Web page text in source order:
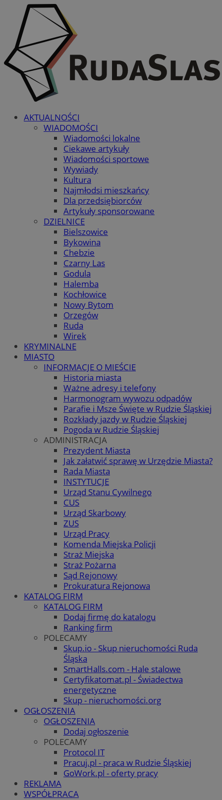
AKTUALNOŚCI
WIADOMOŚCI
Wiadomości lokalne
Ciekawe artykuły
Wiadomości sportowe
Wywiady
Kultura
Najmłodsi mieszkańcy
Dla przedsiębiorców
Artykuły sponsorowane
DZIELNICE
Bielszowice
Bykowina
Chebzie
Czarny Las
Godula
Halemba
Kochłowice
Nowy Bytom
Orzegów
Ruda
Wirek
KRYMINALNE
MIASTO
INFORMACJE O MIEŚCIE
Historia miasta
Ważne adresy i telefony
Harmonogram wywozu odpadów
Parafie i Msze Święte w Rudzie Śląskiej
Rozkłady jazdy w Rudzie Śląskiej
Pogoda w Rudzie Śląskiej
ADMINISTRACJA
Prezydent Miasta
Jak załatwić sprawę w Urzędzie Miasta?
Rada Miasta
INSTYTUCJE
Urząd Stanu Cywilnego
CUS
Urząd Skarbowy
ZUS
Urząd Pracy
Komenda Miejska Policji
Straż Miejska
Straż Pożarna
Sąd Rejonowy
Prokuratura Rejonowa
KATALOG FIRM
KATALOG FIRM
Dodaj firmę do katalogu
Ranking firm
POLECAMY
Skup.io - Skup nieruchomości Ruda
Śląska
SmartHalls.com - Hale stalowe
Certyfikatomat.pl - Świadectwa
energetyczne
Skup - nieruchomości.org
OGŁOSZENIA
OGŁOSZENIA
Dodaj ogłoszenie
POLECAMY
Protocol IT
Pracuj.pl - praca w Rudzie Śląskiej
GoWork.pl - oferty pracy
REKLAMA
WSPÓŁPRACA